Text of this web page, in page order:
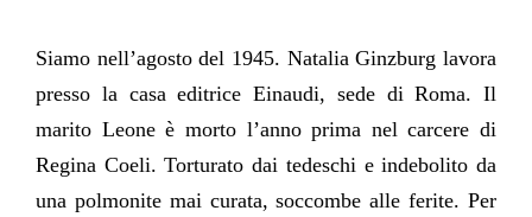
Siamo nell’agosto del 1945. Natalia Ginzburg lavora
presso la casa editrice Einaudi, sede di Roma. Il
marito Leone è morto l’anno prima nel carcere di
Regina Coeli. Torturato dai tedeschi e indebolito da
una polmonite mai curata, soccombe alle ferite. Per